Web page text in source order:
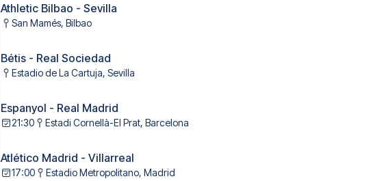
Athletic Bilbao - Sevilla
San Mamés, Bilbao
Bétis - Real Sociedad
Estadio de La Cartuja, Sevilla
Espanyol - Real Madrid
21:30 Estadi Cornellà-El Prat, Barcelona
Atlético Madrid - Villarreal
17:00 Estadio Metropolitano, Madrid